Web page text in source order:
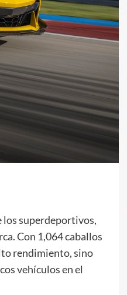
los superdeportivos,
Con 1,064 caballos
rendimiento, sino
vehículos en el